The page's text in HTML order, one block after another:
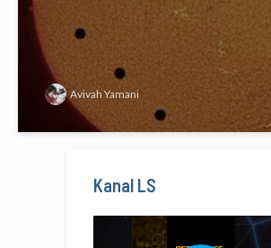
Avivah Yamani
Kanal LS